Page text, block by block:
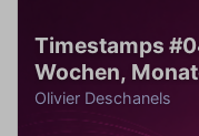
Timestamps
Wochen,
Olivier Deschanels